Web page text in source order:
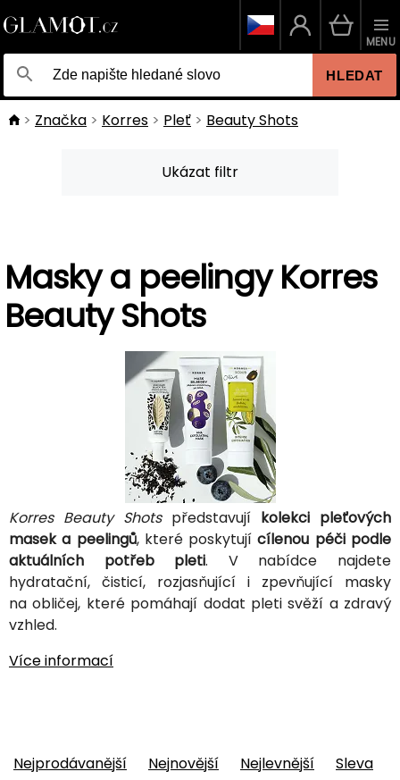
HLEDAT
MENU
Značka Korres Pleť Beauty Shots
Ukázat filtr
Masky a peelingy Korres
Beauty Shots
Korres Beauty Shotspředstavují kolekci pleťových
masek a peelingů, které poskytujícílenou péči podle
aktuálních potřeb pleti. V nabídce najdete
hydratační, čisticí, rozjasňující i zpevňující masky
na obličej, které pomáhají dodat pleti svěží a zdravý
vzhled.
Více informací
Nejprodávanější Nejnovější Nejlevnější
Sleva